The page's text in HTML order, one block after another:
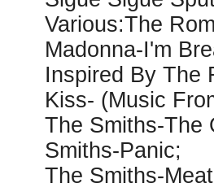
Various:The
Madonna-I'm
Inspired By The
Kiss- (Music
The Smiths-The
Smiths-Panic;
The Smiths-